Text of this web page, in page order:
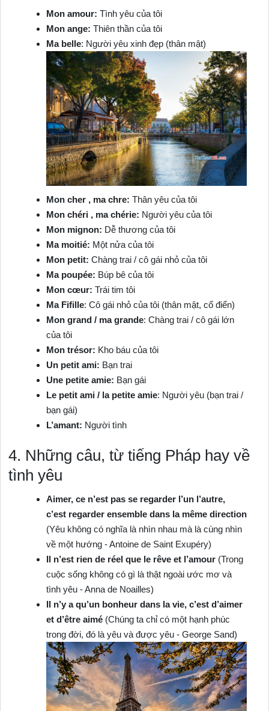
Mon amour: Tình yêu của tôi
Mon ange: Thiên thần của tôi
Ma belle: Người yêu xinh đẹp (thân mật)
Mon cher , ma chre: Thân yêu của tôi
Mon chéri , ma chérie: Người yêu của tôi
Mon mignon: Dễ thương của tôi
Ma moitié: Một nửa của tôi
Mon petit: Chàng trai / cô gái nhỏ của tôi
Ma poupée: Búp bê của tôi
Mon cœur: Trái tim tôi
Ma Fifille: Cô gái nhỏ của tôi (thân mật, cổ điển)
Mon grand / ma grande: Chàng trai / cô gái lớn
của tôi
Mon trésor: Kho báu của tôi
Un petit ami: Bạn trai
Une petite amie: Bạn gái
Le petit ami / la petite amie: Người yêu (bạn trai /
bạn gái)
L’amant: Người tình
4. Những câu, từ tiếng Pháp hay về
tình yêu
Aimer, ce n’est pas se regarder l’un l’autre,
c’est regarder ensemble dans la même direction
(Yêu không có nghĩa là nhìn nhau mà là cùng nhìn
về một hướng ‐ Antoine de Saint Exupéry)
Il n’est rien de réel que le rêve et l’amour(Trong
cuộc sống không có gì là thật ngoài ước mơ và
tình yêu ‐ Anna de Noailles)
Il n’y a qu’un bonheur dans la vie, c’est d’aimer
et d’être aimé(Chúng ta chỉ có một hạnh phúc
trong đời, đó là yêu và được yêu ‐ George Sand)